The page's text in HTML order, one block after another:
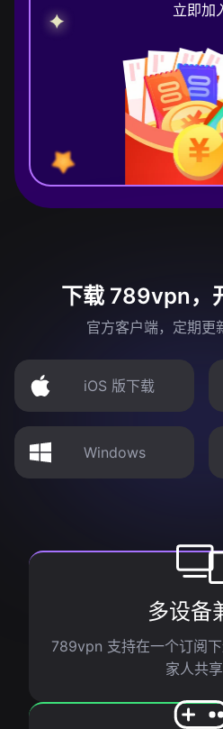
立即加
下载 789vpn，
官方客户端，定期更
iOS 版下载
Windows
多设备
789vpn 支持在一个订阅
家人共享